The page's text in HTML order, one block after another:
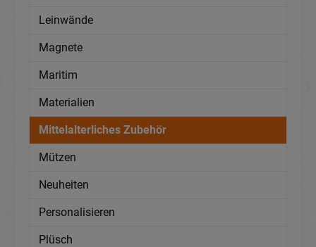
Leinwände
Magnete
Maritim
Materialien
Mittelalterliches Zubehör
Mützen
Neuheiten
Personalisieren
Plüsch